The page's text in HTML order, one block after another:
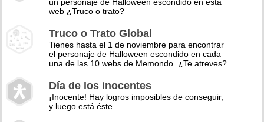
web ¿Truco o trato?
Truco o Trato Global
Tienes hasta el 1 de noviembre para encontrar
el personaje de Halloween escondido en cada
una de las 10 webs de Memondo. ¿Te atreves?
Día de los inocentes
¡Inocente! Hay logros imposibles de conseguir,
y luego está éste